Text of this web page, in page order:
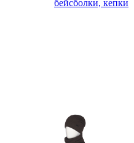
бейсболки, кепки